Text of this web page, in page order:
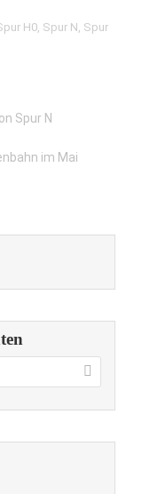
H0, Spur N, Spur
Spur N
im Mai